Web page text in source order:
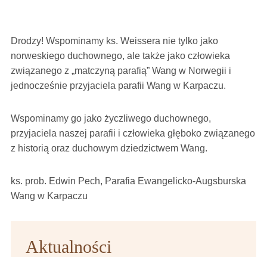
Drodzy! Wspominamy ks. Weissera nie tylko jako
norweskiego duchownego, ale także jako człowieka
związanego z „matczyną parafią” Wang w Norwegii i
jednocześnie przyjaciela parafii Wang w Karpaczu.
Wspominamy go jako życzliwego duchownego,
przyjaciela naszej parafii i człowieka głęboko związanego
z historią oraz duchowym dziedzictwem Wang.
ks. prob. Edwin Pech, Parafia Ewangelicko-Augsburska
Wang w Karpaczu
Aktualności